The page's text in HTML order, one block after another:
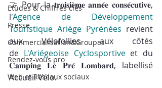
Etudes & Chiffres clés
Presse
Commercialisation&Groupes
Rendez-vous pro
Web et Réseaux sociaux
🤝 Pour la 𝐭𝐫𝐨𝐢𝐬𝐢𝐞̀𝐦𝐞 𝐚𝐧𝐧𝐞́𝐞 𝐜𝐨𝐧𝐬𝐞́𝐜𝐮𝐭𝐢𝐯𝐞,
l'Agence de Développement
Touristique Ariège Pyrénées revient
aux Vélofollies aux côtés
de L'Ariégeoise Cyclosportive et du
𝐂𝐚𝐦𝐩𝐢𝐧𝐠 𝐋𝐞 𝐏𝐫𝐞́ 𝐋𝐨𝐦𝐛𝐚𝐫𝐝, labellisé
Accueil Vélo.